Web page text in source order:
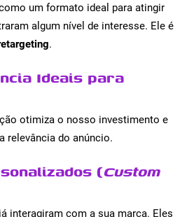
um formato ideal para atingir
algum nível de interesse. Ele é
.
Ideais para
otimiza o nosso investimento e
relevância do anúncio.
(Custom
interagiram com a sua marca. Eles